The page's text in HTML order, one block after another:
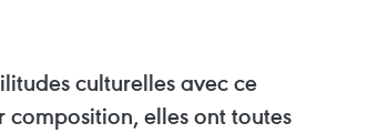
culturelles avec ce
composition, elles ont toutes